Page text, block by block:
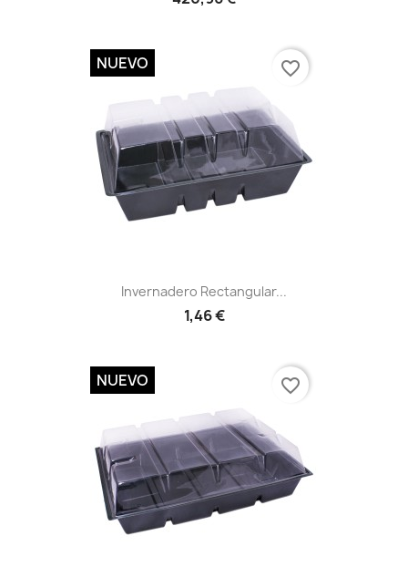
Vista rápida
Invernadero Rectangular...
1,46 €
NUEVO favorite_border
NUEVO favorite_border